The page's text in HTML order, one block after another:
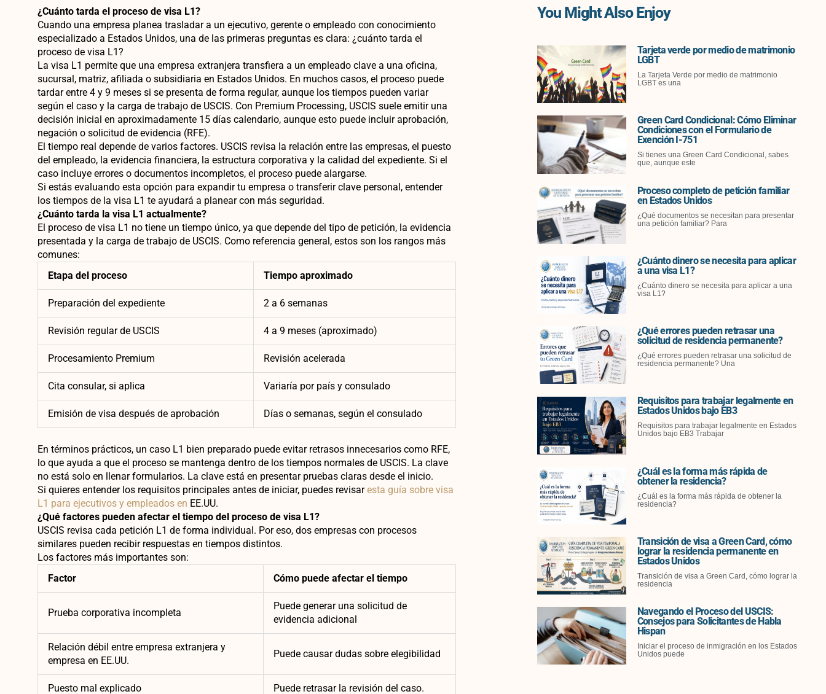
¿Cuánto tarda el proceso de visa L1?
Cuando una empresa planea trasladar a un ejecutivo, gerente o empleado con conocimiento
especializado a Estados Unidos, una de las primeras preguntas es clara: ¿cuánto tarda el
proceso de visa L1?
La visa L1 permite que una empresa extranjera transfiera a un empleado clave a una oficina,
sucursal, matriz, afiliada o subsidiaria en Estados Unidos. En muchos casos, el proceso puede
tardar entre 4 y 9 meses si se presenta de forma regular, aunque los tiempos pueden variar
según el caso y la carga de trabajo de USCIS. Con Premium Processing, USCIS suele emitir una
decisión inicial en aproximadamente 15 días calendario, aunque esto puede incluir aprobación,
negación o solicitud de evidencia (RFE).
El tiempo real depende de varios factores. USCIS revisa la relación entre las empresas, el puesto
del empleado, la evidencia financiera, la estructura corporativa y la calidad del expediente. Si el
caso incluye errores o documentos incompletos, el proceso puede alargarse.
Si estás evaluando esta opción para expandir tu empresa o transferir clave personal, entender
los tiempos de la visa L1 te ayudará a planear con más seguridad.
¿Cuánto tarda la visa L1 actualmente?
El proceso de visa L1 no tiene un tiempo único, ya que depende del tipo de petición, la evidencia
presentada y la carga de trabajo de USCIS. Como referencia general, estos son los rangos más
comunes:
Etapa del proceso
Tiempo aproximado
Preparación del expediente 2 a 6 semanas
Revisión regular de USCIS 4 a 9 meses (aproximado)
Procesamiento Premium Revisión acelerada
Cita consular, si aplica Variaría por país y consulado
Emisión de visa después de aprobación Días o semanas, según el consulado
En términos prácticos, un caso L1 bien preparado puede evitar retrasos innecesarios como RFE,
lo que ayuda a que el proceso se mantenga dentro de los tiempos normales de USCIS. La clave
no está solo en llenar formularios. La clave está en presentar pruebas claras desde el inicio.
Si quieres entender los requisitos principales antes de iniciar, puedes revisaresta guía sobre visa
L1 para ejecutivos y empleados en EE.UU.
¿Qué factores pueden afectar el tiempo del proceso de visa L1?
USCIS revisa cada petición L1 de forma individual. Por eso, dos empresas con procesos
similares pueden recibir respuestas en tiempos distintos.
Los factores más importantes son:
Factor
Cómo puede afectar el tiempo
Prueba corporativa incompleta
Puede generar una solicitud de
evidencia adicional
Relación débil entre empresa extranjera y
empresa en EE.UU.
Puede causar dudas sobre elegibilidad
Puesto mal explicado Puede retrasar la revisión del caso.
You Might Also Enjoy
Tarjeta verde por medio de matrimonio
LGBT
La Tarjeta Verde por medio de matrimonio
LGBT es una
Green Card Condicional: Cómo Eliminar
Condiciones con el Formulario de
Exención I-751
Si tienes una Green Card Condicional, sabes
que, aunque este
Proceso completo de petición familiar
en Estados Unidos
¿Qué documentos se necesitan para presentar
una petición familiar? Para
¿Cuánto dinero se necesita para aplicar
a una visa L1?
¿Cuánto dinero se necesita para aplicar a una
visa L1?
¿Qué errores pueden retrasar una
solicitud de residencia permanente?
¿Qué errores pueden retrasar una solicitud de
residencia permanente? Una
Requisitos para trabajar legalmente en
Estados Unidos bajo EB3
Requisitos para trabajar legalmente en Estados
Unidos bajo EB3 Trabajar
¿Cuál es la forma más rápida de
obtener la residencia?
¿Cuál es la forma más rápida de obtener la
residencia?
Transición de visa a Green Card, cómo
lograr la residencia permanente en
Estados Unidos
Transición de visa a Green Card, cómo lograr la
residencia
Navegando el Proceso del USCIS:
Consejos para Solicitantes de Habla
Hispan
Iniciar el proceso de inmigración en los Estados
Unidos puede